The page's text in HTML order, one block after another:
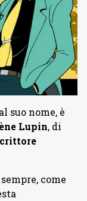
suo nome, è
Lupin, di
come